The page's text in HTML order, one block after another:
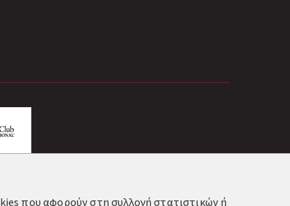
που αφορούν στη συλλογή στατιστικών ή